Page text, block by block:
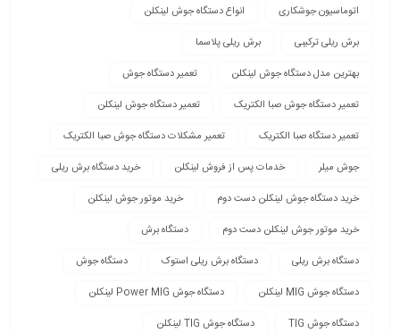
اتوماسیون جوشکاری
انواع دستگاه جوش لینکلن
برش ریلی ترکیبی
برش ریلی پلاسما
بهترین مدل دستگاه جوش لینکلن
تعمیر دستگاه جوش
تعمیر دستگاه جوش صبا الکتریک
تعمیر دستگاه جوش لینکلن
تعمیر دستگاه صبا الکتریک
تعمیر مشکلات دستگاه جوش صبا الکتریک
جوش میلر
خدمات پس از فروش لینکلن
خرید دستگاه برش ریلی
خرید دستگاه جوش لینکلن دست دوم
خرید موتور جوش لینکلن
خرید موتور جوش لینکلن دست دوم
دستگاه برش
دستگاه برش ریلی
دستگاه برش ریلی استوک
دستگاه جوش
دستگاه جوش MIG لینکلن
دستگاه جوش Power MIG لینکلن
دستگاه جوش TIG
دستگاه جوش TIG لینکلن